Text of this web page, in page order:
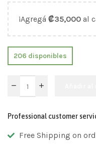
¡Agregá ₡35,000 al
206 disponibles
Professional customer
Free Shipping on